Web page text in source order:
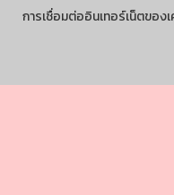
การเชื่อมต่ออินเทอร์เน็ตของ